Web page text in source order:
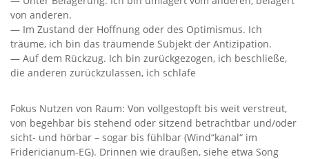
von anderen.
— Im Zustand der Hoffnung oder des Optimismus. Ich
träume, ich bin das träumende Subjekt der Antizipation.
— Auf dem Rückzug. Ich bin zurückgezogen, ich beschließe,
die anderen zurückzulassen, ich schlafe
Fokus Nutzen von Raum: Von vollgestopft bis weit verstreut,
von begehbar bis stehend oder sitzend betrachtbar und/oder
sicht- und hörbar – sogar bis fühlbar (Wind“kanal“ im
Fridericianum-EG). Drinnen wie draußen, siehe etwa Song